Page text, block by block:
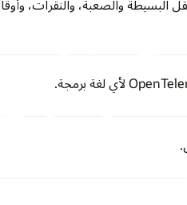
والصعبة، والنقرات،